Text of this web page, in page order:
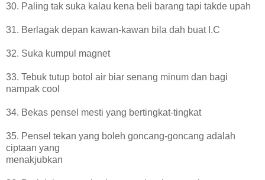
30. Paling tak suka kalau kena beli barang tapi takde upah
31. Berlagak depan kawan-kawan bila dah buat I.C
32. Suka kumpul magnet
33. Tebuk tutup botol air biar senang minum dan bagi
nampak cool
34. Bekas pensel mesti yang bertingkat-tingkat
35. Pensel tekan yang boleh goncang-goncang adalah
ciptaan yang
menakjubkan